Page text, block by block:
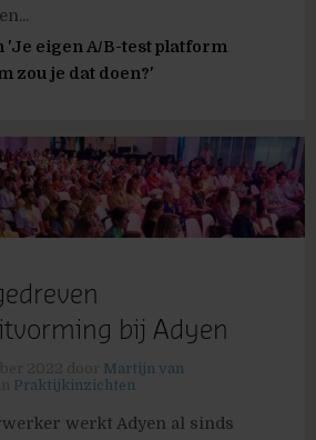
'Je eigen A/B-test platform
zou je dat doen?'
bij Adyen
Martijn van
Praktijkinzichten
werkt Adyen al sinds